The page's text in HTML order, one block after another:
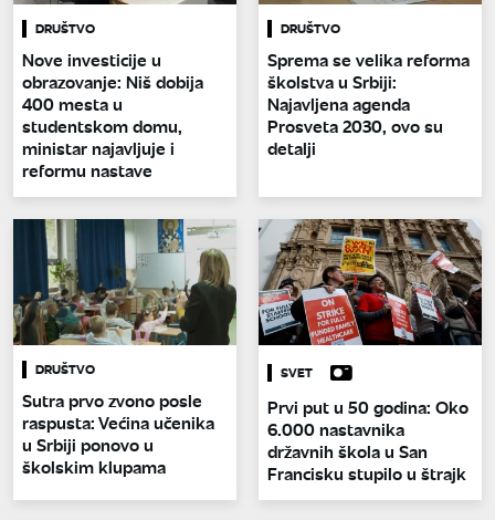
DRUŠTVO
Nove investicije u
obrazovanje: Niš dobija
400 mesta u
studentskom domu,
ministar najavljuje i
reformu nastave
DRUŠTVO
Sprema se velika reforma
školstva u Srbiji:
Najavljena agenda
Prosveta 2030, ovo su
detalji
DRUŠTVO
Sutra prvo zvono posle
raspusta: Većina učenika
u Srbiji ponovo u
školskim klupama
SVET
Prvi put u 50 godina: Oko
6.000 nastavnika
državnih škola u San
Francisku stupilo u štrajk